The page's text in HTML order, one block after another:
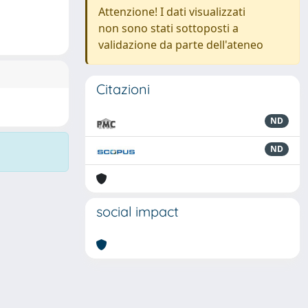
Attenzione! I dati visualizzati
non sono stati sottoposti a
validazione da parte dell'ateneo
Citazioni
ND
ND
social impact